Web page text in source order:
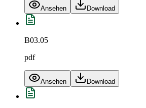
Ansehen Download
B03.05
pdf
Ansehen Download